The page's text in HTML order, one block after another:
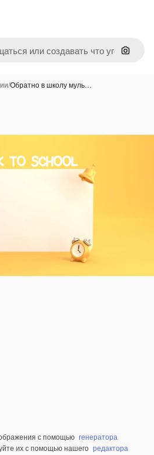
Поиск
/Обратно в школу муль…
с помощью генератора
их с помощью нашего редактора